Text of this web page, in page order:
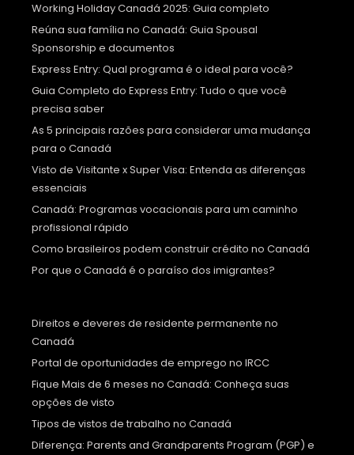
Working Holiday Canadá 2025: Guia completo
Reúna sua família no Canadá: Guia Spousal
Sponsorship e documentos
Express Entry: Qual programa é o ideal para você?
Guia Completo do Express Entry: Tudo o que você
precisa saber
As 5 principais razões para considerar uma mudança
para o Canadá
Visto de Visitante x Super Visa: Entenda as diferenças
essenciais
Canadá: Programas vocacionais para um caminho
profissional rápido
Como brasileiros podem construir crédito no Canadá
Por que o Canadá é o paraíso dos imigrantes?
Direitos e deveres de residente permanente no
Canadá
Portal de oportunidades de emprego no IRCC
Fique Mais de 6 meses no Canadá: Conheça suas
opções de visto
Tipos de vistos de trabalho no Canadá
Diferença: Parents and Grandparents Program (PGP) e